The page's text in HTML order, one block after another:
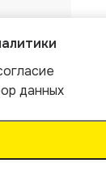
+69р.
данных